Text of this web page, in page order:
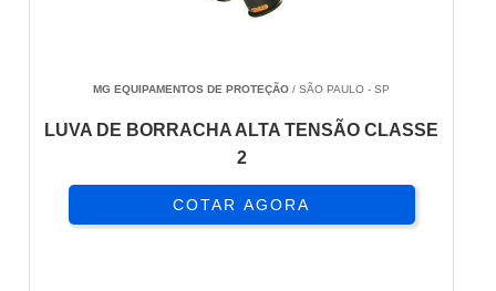
MG EQUIPAMENTOS DE PROTEÇÃO / SÃO PAULO - SP
LUVA DE BORRACHA ALTA TENSÃO CLASSE
2
COTAR AGORA